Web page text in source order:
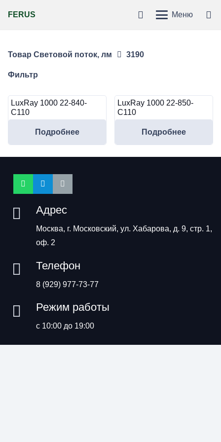
FERUS Меню
Товар Световой поток, лм 3190
Фильтр
LuxRay 1000 22-840-
C110
Подробнее
LuxRay 1000 22-850-
C110
Подробнее
Адрес
Москва, г. Московский, ул. Хабарова, д. 9, стр. 1,
оф. 2
Телефон
8 (929) 977-73-77
Режим работы
с 10:00 до 19:00